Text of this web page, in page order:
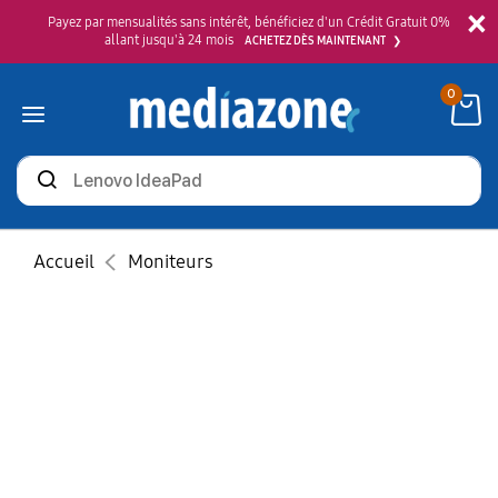
×
Payez par mensualités sans intérêt, bénéficiez d'un Crédit Gratuit 0%
allant jusqu'à 24 mois
ACHETEZ DÈS MAINTENANT
Rechercher
des
produits
0
Accueil Moniteurs